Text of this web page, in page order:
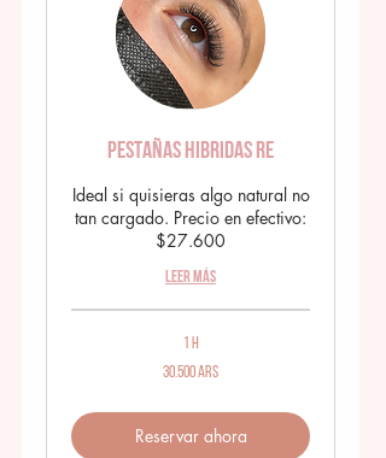
PESTAÑAS HIBRIDAS RE
Ideal si quisieras algo natural no
tan cargado. Precio en efectivo:
$27.600
Leer más
1 h
30.500 ARS
Reservar ahora